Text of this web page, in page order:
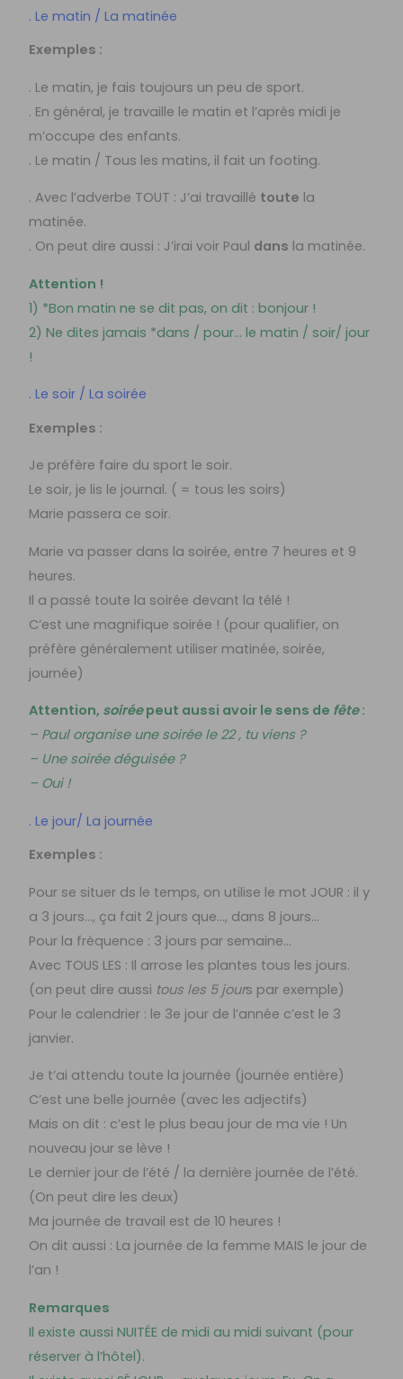
. Le matin / La matinée
Exemples :
. Le matin, je fais toujours un peu de sport.
. En général, je travaille le matin et l’après midi je
m’occupe des enfants.
. Le matin / Tous les matins, il fait un footing.
. Avec l’adverbe TOUT : J’ai travaillé toute la
matinée.
. On peut dire aussi : J’irai voir Paul dans la matinée.
Attention !
1) *Bon matin ne se dit pas, on dit : bonjour !
2) Ne dites jamais *dans / pour… le matin / soir/ jour
!
. Le soir / La soirée
Exemples :
Je préfère faire du sport le soir.
Le soir, je lis le journal. ( = tous les soirs)
Marie passera ce soir.
Marie va passer dans la soirée, entre 7 heures et 9
heures.
Il a passé toute la soirée devant la télé !
C’est une magnifique soirée ! (pour qualifier, on
préfère généralement utiliser matinée, soirée,
journée)
Attention, soiréepeut aussi avoir le sens de fête:
– Paul organise une soirée le 22 , tu viens ?
– Une soirée déguisée ?
– Oui !
. Le jour/ La journée
Exemples :
Pour se situer ds le temps, on utilise le mot JOUR : il y
a 3 jours…, ça fait 2 jours que…, dans 8 jours…
Pour la fréquence : 3 jours par semaine…
Avec TOUS LES : Il arrose les plantes tous les jours.
(on peut dire aussi tous les 5 jours par exemple)
Pour le calendrier : le 3e jour de l’année c’est le 3
janvier.
Je t’ai attendu toute la journée (journée entière)
C’est une belle journée (avec les adjectifs)
Mais on dit : c’est le plus beau jour de ma vie ! Un
nouveau jour se lève !
Le dernier jour de l’été / la dernière journée de l’été.
(On peut dire les deux)
Ma journée de travail est de 10 heures !
On dit aussi : La journée de la femme MAIS le jour de
l’an !
Remarques
Il existe aussi NUITÉE de midi au midi suivant (pour
réserver à l’hôtel).